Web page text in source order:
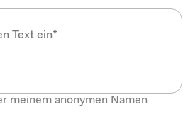
meinem anonymen Namen